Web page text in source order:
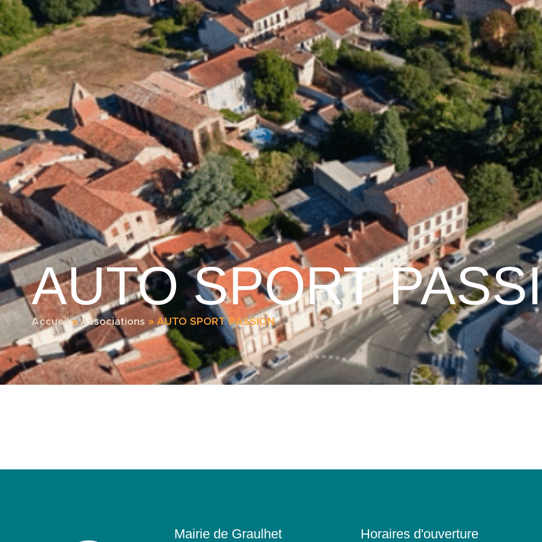
principal
Graulhet et le cuir Accueil Découvrir Graulhet Vie municipale Graulhet au quotidien
AUTO SPORT
Accueil»Associations » AUTO SPORT PASSION
Mairie de Graulhet Horaires d'ouverture